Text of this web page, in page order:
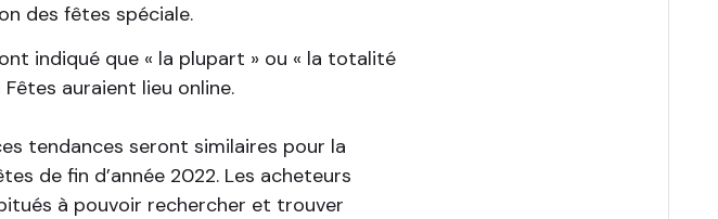
des fêtes spéciale.
indiqué que « la plupart » ou « la totalité
auraient lieu online.
tendances seront similaires pour la
de fin d’année 2022. Les acheteurs
à pouvoir rechercher et trouver